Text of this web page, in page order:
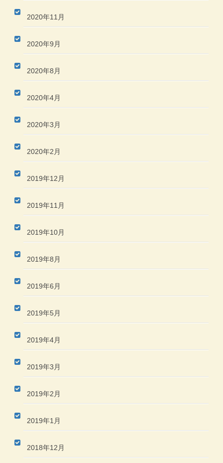
2020年11月
2020年9月
2020年8月
2020年4月
2020年3月
2020年2月
2019年12月
2019年11月
2019年10月
2019年8月
2019年6月
2019年5月
2019年4月
2019年3月
2019年2月
2019年1月
2018年12月